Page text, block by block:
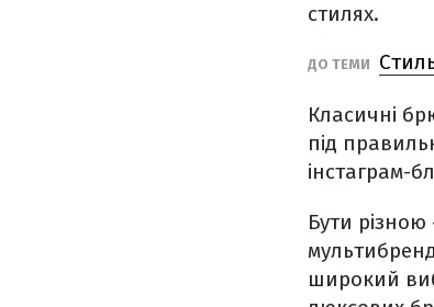
стилях.
ДО ТЕМИ
Класичні
під
інстаграм-
Бути
широкий